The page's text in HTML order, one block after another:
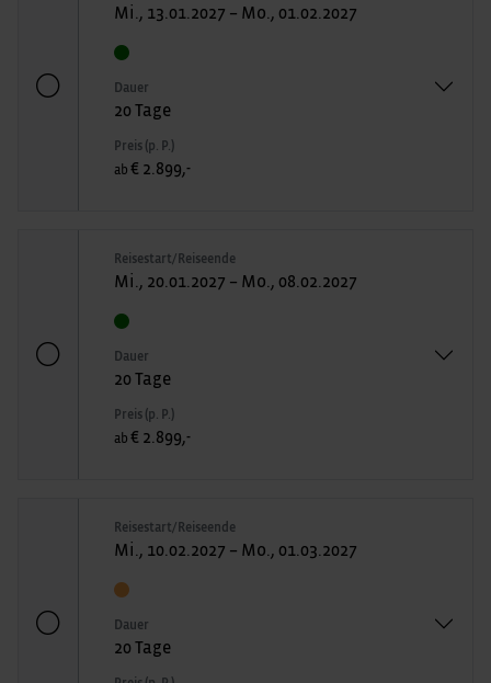
Mi., 13.01.2027 – Mo., 01.02.2027
Dauer
20 Tage
Preis (p. P.)
ab € 2.899,-
Reisestart/Reiseende
Mi., 20.01.2027 – Mo., 08.02.2027
Dauer
20 Tage
Preis (p. P.)
ab € 2.899,-
Reisestart/Reiseende
Mi., 10.02.2027 – Mo., 01.03.2027
Dauer
20 Tage